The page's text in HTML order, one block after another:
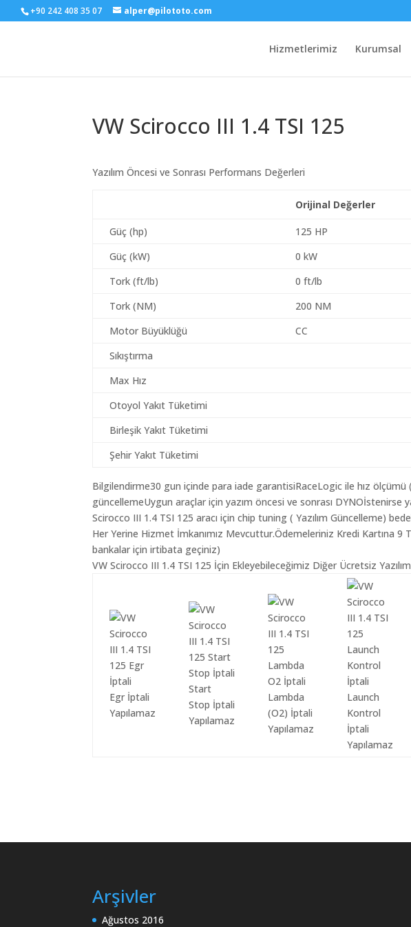
+90 242 408 35 07 alper@pilototo.com
Hizmetlerimiz Kurumsal
VW Scirocco III 1.4 TSI 125
Yazılım Öncesi ve Sonrası Performans Değerleri
Orijinal Değerler
Güç (hp) 125 HP
Güç (kW)
0 kW
Tork (ft/lb)
0 ft/lb
Tork (NM)
200 NM
Motor Büyüklüğü
CC
Sıkıştırma
Max Hız
Otoyol Yakıt Tüketimi
Birleşik Yakıt Tüketimi
Şehir Yakıt Tüketimi
Bilgilendirme30 gun içinde para iade garantisiRaceLogic ile hız
güncellemeUygun araçlar için yazım öncesi ve sonrası DYNOİstenirse
Scirocco III 1.4 TSI 125 aracı için chip tuning ( Yazılım Güncelleme)
Her Yerine Hizmet İmkanımız Mevcuttur.Ödemeleriniz Kredi Kartına 9
bankalar için irtibata geçiniz)
VW Scirocco III 1.4 TSI 125 İçin Ekleyebileceğimiz Diğer Ücretsiz
Egr İptali
Yapılamaz
Start
Stop İptali
Yapılamaz
Lambda
(O2) İptali
Yapılamaz
Launch
Kontrol
İptali
Yapılamaz
Arşivler
Ağustos 2016